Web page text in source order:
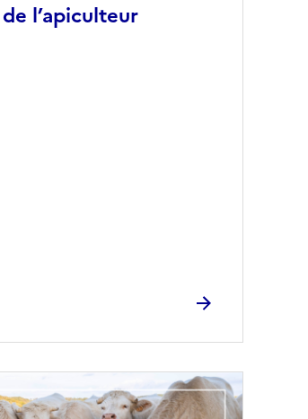
l’apiculteur